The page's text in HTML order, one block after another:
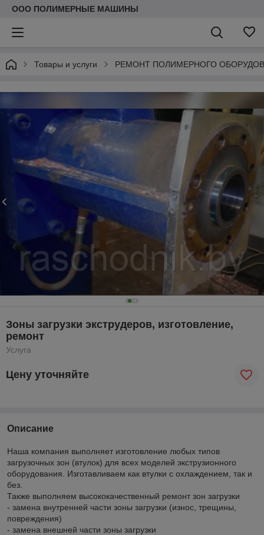
ООО ПОЛИМЕРНЫЕ МАШИНЫ
Товары и услуги РЕМОНТ ПОЛИМЕРНОГО
Зоны загрузки экструдеров, изготовление,
ремонт
Услуга
Цену уточняйте
Описание
Наша компания выполняет изготовление любых типов
загрузочных зон (втулок) для всех моделей экструзионного
оборудования. Изготавливаем как втулки с охлаждением, так и
без.
Также выполняем высококачественный ремонт зон загрузки
- замена внутренней части зоны загрузки (износ, трещины,
повреждения)
- замена внешней части зоны загрузки